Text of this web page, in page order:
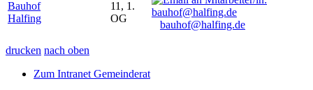
Bauhof
Halfing
11, 1.
OG
bauhof@halfing.de
drucken nach oben
Zum Intranet Gemeinderat